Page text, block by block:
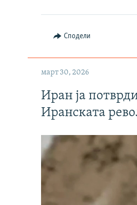
Сподели
март 30, 2026
Иран ја
Иранската